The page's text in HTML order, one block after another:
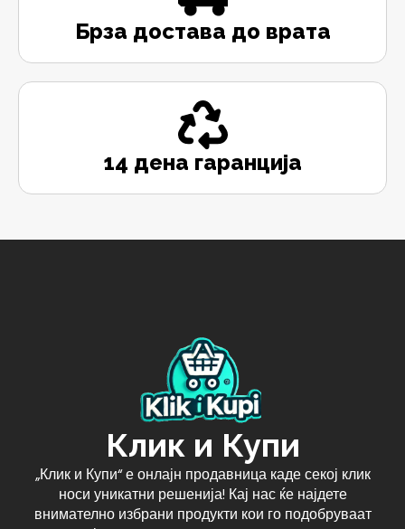
Брза достава до врата
14 дена гаранција
Клик и Купи
„Клик и Купи“ е онлајн продавница каде секој клик
носи уникатни решенија! Кај нас ќе најдете
внимателно избрани продукти кои го подобруваат